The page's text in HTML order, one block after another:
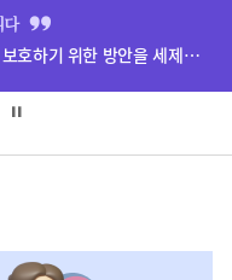
(보도설명) 정부는 거주용 1주택을 두텁게 보호하기 위한 방안을 세제개편안에 담았습니다.